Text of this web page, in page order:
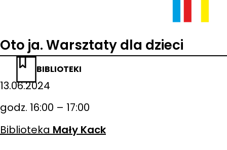
BIBLIOTEKI
Oto ja. Warsztaty dla dzieci
13.06.2024
godz. 16:00 – 17:00
Biblioteka Mały Kack